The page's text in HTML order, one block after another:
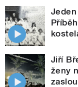
Jiří
ženy